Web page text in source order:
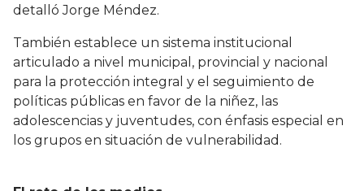
detalló Jorge Méndez.
También establece un sistema institucional
articulado a nivel municipal, provincial y nacional
para la protección integral y el seguimiento de
políticas públicas en favor de la niñez, las
adolescencias y juventudes, con énfasis especial en
los grupos en situación de vulnerabilidad.